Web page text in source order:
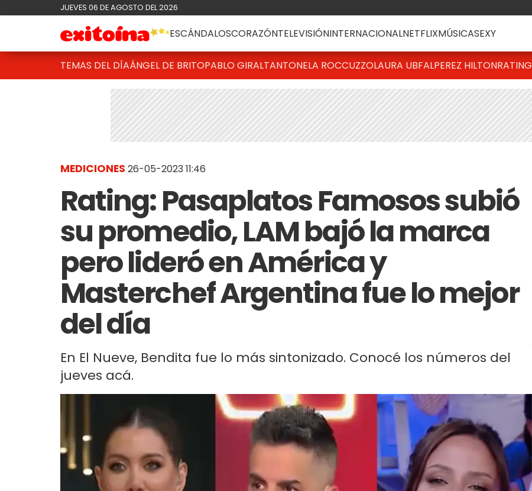
JUEVES 06 DE AGOSTO DEL 2026
ESCÁNDALOSCORAZÓNTELEVISIÓNINTERNACIONALNETFLIXMÚSICASEXY
TEMAS DEL DÍAÁNGEL DE BRITOPABLO GIRALTANTONELA ROCCUZZOLAURA UBFALPEREZ HILTONRATING
MEDICIONES 26-05-2023 11:46
Rating: Pasaplatos Famosos subió
su promedio, LAM bajó la marca
pero lideró en América y
Masterchef Argentina fue lo mejor
del día
En El Nueve, Bendita fue lo más sintonizado. Conocé los números del
jueves acá.